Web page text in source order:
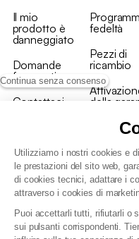
Continua senza consenso
Utilizziamo i nostri cookies e
le prestazioni del sito web,
di cookies tecnici, adattare i
attraverso i cookies di
Puoi accettarli tutti, rifiutarli o
sui pulsanti corrispondenti.
Il mio
prodotto è
danneggiato
Domande
frequenti
Contattaci
fedeltà
Pezzi di
ricambio
della
Condizioni
Politica di gestione
Condizioni generali di